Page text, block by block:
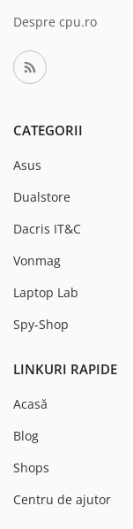
Despre cpu.ro
CATEGORII
Asus
Dualstore
Dacris IT&C
Vonmag
Laptop Lab
Spy-Shop
LINKURI RAPIDE
Acasă
Blog
Shops
Centru de ajutor